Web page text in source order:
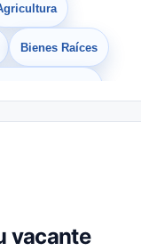
Bienes Raíces
vacante